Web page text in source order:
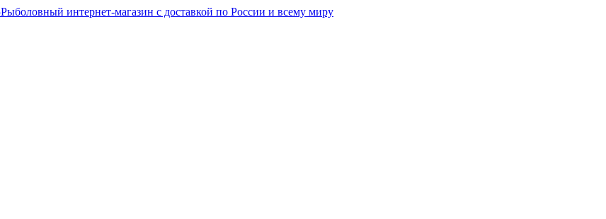
Рыболовный интернет-магазин с доставкой по России и всему миру